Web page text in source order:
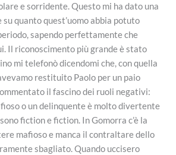
e sorridente. Questo mi ha dato una
quanto quest’uomo abbia potuto
sapendo perfettamente che
Il riconoscimento più grande è stato
mi telefonò dicendomi che, con quella
restituito Paolo per un paio
il fascino dei ruoli negativi:
o un delinquente è molto divertente
fiction e fiction. In Gomorra c’è la
mafioso e manca il contraltare dello
sbagliato. Quando uccisero